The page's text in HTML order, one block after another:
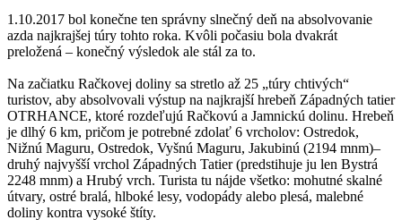
1.10.2017 bol konečne ten správny slnečný deň na absolvovanie
azda najkrajšej túry tohto roka. Kvôli počasiu bola dvakrát
preložená – konečný výsledok ale stál za to.
Na začiatku Račkovej doliny sa stretlo až 25 „túry chtivých“
turistov, aby absolvovali výstup na najkrajší hrebeň Západných tatier
OTRHANCE, ktoré rozdeľujú Račkovú a Jamnickú dolinu. Hrebeň
je dlhý 6 km, pričom je potrebné zdolať 6 vrcholov: Ostredok,
Nižnú Maguru, Ostredok, Vyšnú Maguru, Jakubinú (2194 mnm)–
druhý najvyšší vrchol Západných Tatier (predstihuje ju len Bystrá
2248 mnm) a Hrubý vrch. Turista tu nájde všetko: mohutné skalné
útvary, ostré bralá, hlboké lesy, vodopády alebo plesá, malebné
doliny kontra vysoké štíty.